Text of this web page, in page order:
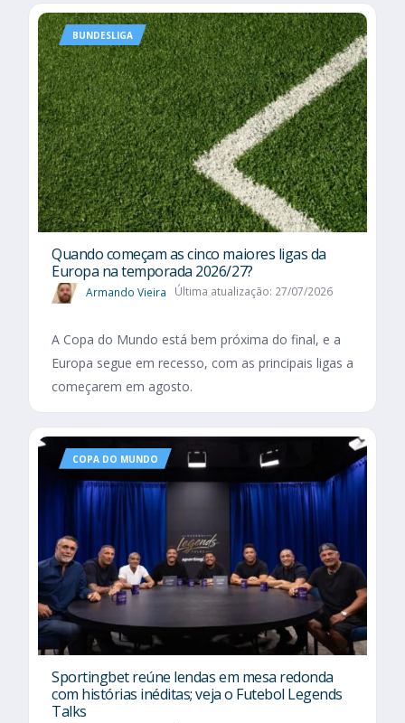
BUNDESLIGA
Quando começam as cinco maiores ligas da
Europa na temporada 2026/27?
Armando Vieira Última atualização: 27/07/2026
A Copa do Mundo está bem próxima do final, e a
Europa segue em recesso, com as principais ligas a
começarem em agosto.
COPA DO MUNDO
Sportingbet reúne lendas em mesa redonda
com histórias inéditas; veja o Futebol Legends
Talks